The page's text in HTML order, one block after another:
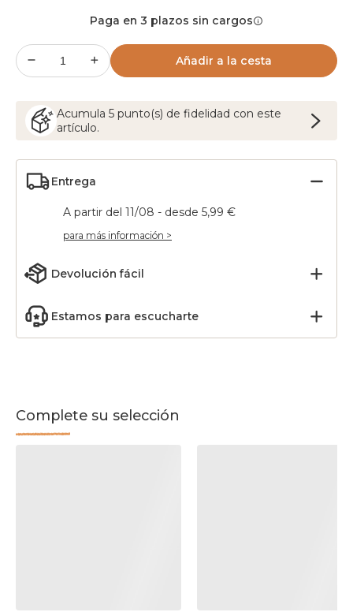
Paga en 3 plazos sin cargos
Añadir a la cesta
Acumula 5 punto(s) de fidelidad con este
artículo.
Entrega
A partir del 11/08 - desde 5,99 €
para más información >
Devolución fácil
Estamos para escucharte
Complete su selección